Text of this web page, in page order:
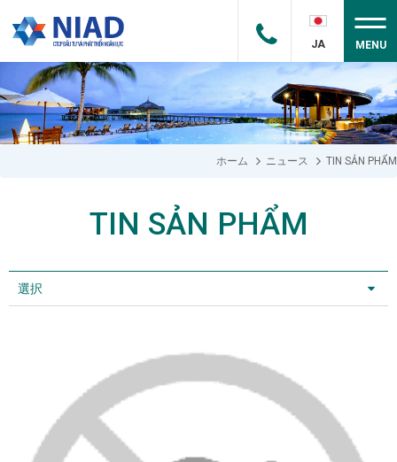
JA MENU
ホーム ニュース TIN SẢN PHẨM
TIN SẢN PHẨM
選択